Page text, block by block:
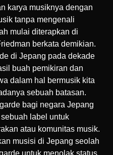
karya musiknya dengan
tanpa mengenali
mulai diterapkan di
berkata demikian.
di Jepang pada dekade
buah pemikiran dan
dalam hal bermusik kita
sebuah batasan.
bagi negara Jepang
label untuk
atau komunitas musik.
musisi di Jepang seolah
untuk menolak status